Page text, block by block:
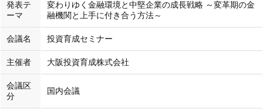
発表テ
ーマ
変わりゆく金融環境と中堅企業の成長戦略 ～変革期の金
融機関と上手に付き合う方法～
会議名 投資育成セミナー
主催者 大阪投資育成株式会社
会議区
分
国内会議